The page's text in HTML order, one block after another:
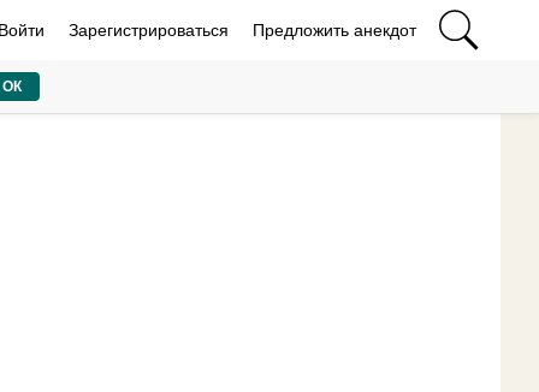
Зарегистрироваться Предложить анекдот
ОК